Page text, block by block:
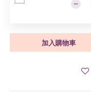
加入購物車